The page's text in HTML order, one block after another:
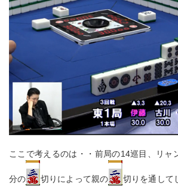
ここで考えるのは・・前局の14巡目、リャ
分の 切りによって親の
切りを通して